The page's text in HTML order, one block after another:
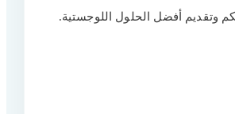
وتقديم أفضل الحلول اللوجستية.